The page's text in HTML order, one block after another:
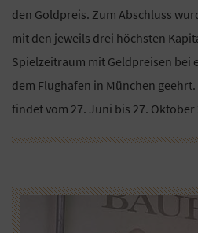
den Goldpreis. Zum Abschluss
mit den jeweils drei höchsten
Spielzeitraum mit Geldpreisen bei
dem Flughafen in München
findet vom 27. Juni bis 27. Oktober